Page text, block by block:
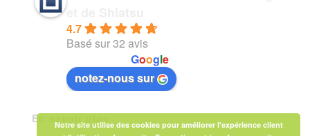
et de Shiatsu
4.7
Basé sur 32 avis
Google
notez-nous sur
En savoir plus
Notre site utilise des cookies pour améliorer l'expérience client